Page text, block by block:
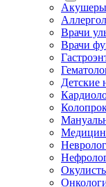
Врачи
Врачи
Детские